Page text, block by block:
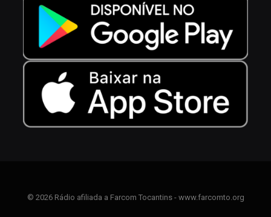
© 2026 Rádio afiliada a Farcom Tocantins - www.farcomto.org